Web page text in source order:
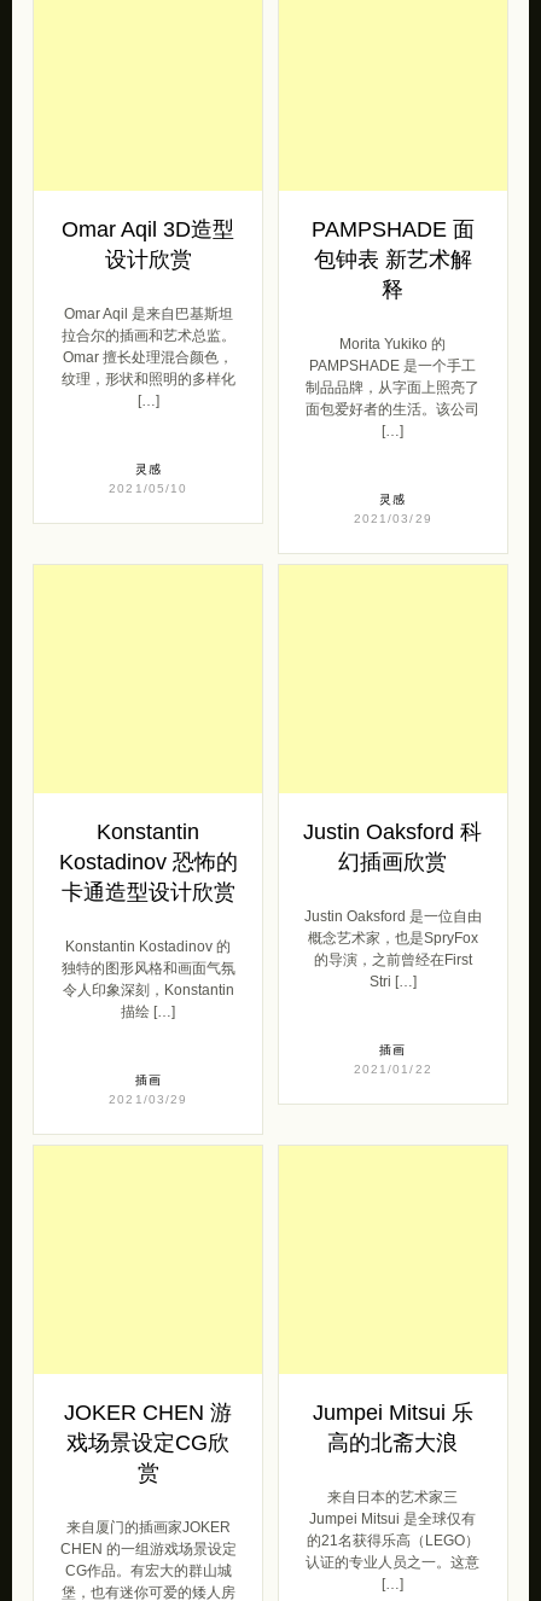
Omar Aqil 3D造型
设计欣赏
Omar Aqil 是来自巴基斯坦
拉合尔的插画和艺术总监。
Omar 擅长处理混合颜色，
纹理，形状和照明的多样化
[…]
灵感
2021/05/10
PAMPSHADE 面
包钟表 新艺术解
释
Morita Yukiko 的
PAMPSHADE 是一个手工
制品品牌，从字面上照亮了
面包爱好者的生活。该公司
[…]
灵感
2021/03/29
Konstantin
Kostadinov 恐怖的
卡通造型设计欣赏
Konstantin Kostadinov 的
独特的图形风格和画面气氛
令人印象深刻，Konstantin
描绘 […]
插画
2021/03/29
Justin Oaksford 科
幻插画欣赏
Justin Oaksford 是一位自由
概念艺术家，也是SpryFox
的导演，之前曾经在First
Stri […]
插画
2021/01/22
JOKER CHEN 游
戏场景设定CG欣
赏
来自厦门的插画家JOKER
CHEN 的一组游戏场景设定
CG作品。有宏大的群山城
堡，也有迷你可爱的矮人房
Jumpei Mitsui 乐
高的北斋大浪
来自日本的艺术家三
Jumpei Mitsui 是全球仅有
的21名获得乐高（LEGO）
认证的专业人员之一。这意
[…]